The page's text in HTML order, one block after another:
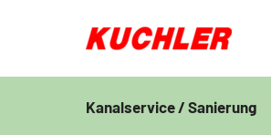
Kanalservice / Sanierung